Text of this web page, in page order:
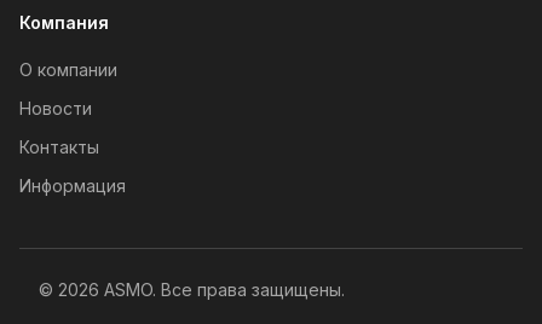
Компания
О компании
Новости
Контакты
Информация
© 2026 ASMO. Все права защищены.